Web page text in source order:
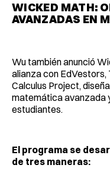
WICKED MATH:
AVANZADAS EN
Wu también anunció
alianza con EdVestors,
Calculus Project,
matemática avanzada
estudiantes.
El programa se
de tres maneras: